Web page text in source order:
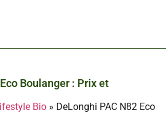
Boulanger : Prix et
Bio » DeLonghi PAC N82 Eco